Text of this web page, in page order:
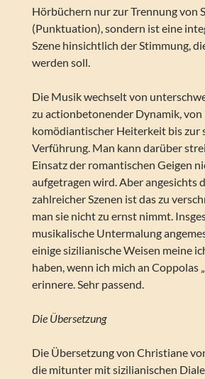
Hörbüchern nur zur Trennung von
(Punktuation), sondern ist eine
Szene hinsichtlich der Stimmung,
werden soll.
Die Musik wechselt von
zu actionbetonender Dynamik, von
komödiantischer Heiterkeit bis zur
Verführung. Man kann darüber
Einsatz der romantischen Geigen
aufgetragen wird. Aber angesichts
zahlreicher Szenen ist das zu
man sie nicht zu ernst nimmt.
musikalische Untermalung
einige sizilianische Weisen meine
haben, wenn ich mich an Coppolas
erinnere. Sehr passend.
Die Übersetzung
Die Übersetzung von Christiane
die mitunter mit sizilianischen